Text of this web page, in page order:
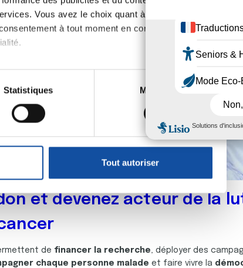
Vous avez le choix quant à l'utilisation de
à tout moment en consultant la
peuvent être précises à plusieurs mètres près
vos préférences, reportez-vous à lasection «
à partir de la déclaration sur les cookies.
celles-ci avec d'autres informations que
leurs services.
Statistiques Marketing
Tout autoriser
et devenez acteur de la
de financer la recherche, déployer des
chaque personne malade et faire vivre la